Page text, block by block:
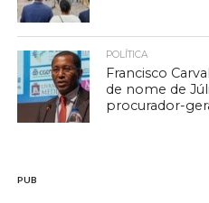
POLÍTICA
Francisco
de nome de
procurador-
PUB